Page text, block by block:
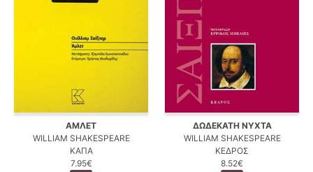
ΑΜΛΕΤ
WILLIAM SHAKESPEARE
ΚΑΠΑ
7.95€
ΔΩΔΕΚΑΤΗ ΝΥΧΤΑ
WILLIAM SHAKESPEARE
ΚΕΔΡΟΣ
8.52€